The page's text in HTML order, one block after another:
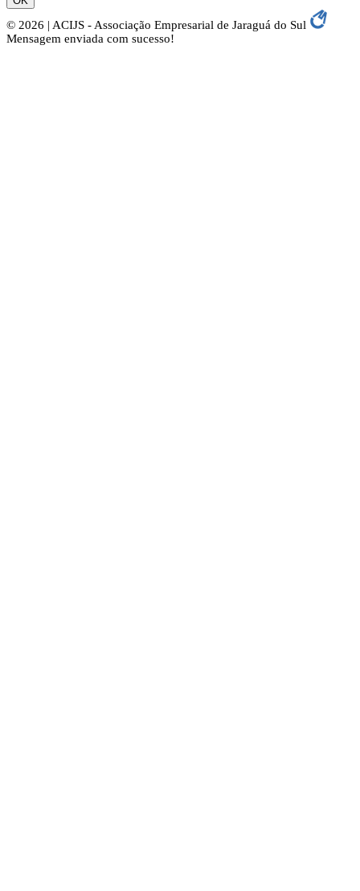
© 2026 | ACIJS - Associação Empresarial de Jaraguá do Sul
Mensagem enviada com sucesso!